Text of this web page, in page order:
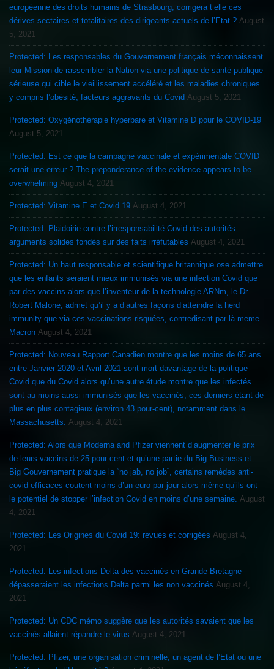
européenne des droits humains de Strasbourg, corrigera t’elle ces
dérives sectaires et totalitaires des dirigeants actuels de l’Etat ? August
5, 2021
Protected: Les responsables du Gouvernement français méconnaissent
leur Mission de rassembler la Nation via une politique de santé publique
sérieuse qui cible le vieillissement accéléré et les maladies chroniques
y compris l’obésité, facteurs aggravants du Covid August 5, 2021
Protected: Oxygénothérapie hyperbare et Vitamine D pour le COVID-19
August 5, 2021
Protected: Est ce que la campagne vaccinale et expérimentale COVID
serait une erreur ? The preponderance of the evidence appears to be
overwhelming August 4, 2021
Protected: Vitamine E et Covid 19 August 4, 2021
Protected: Plaidoirie contre l’irresponsabilité Covid des autorités:
arguments solides fondés sur des faits irréfutables August 4, 2021
Protected: Un haut responsable et scientifique britannique ose admettre
que les enfants seraient mieux immunisés via une infection Covid que
par des vaccins alors que l’inventeur de la technologie ARNm, le Dr.
Robert Malone, admet qu’il y a d’autres façons d’atteindre la herd
immunity que via ces vaccinations risquées, contredisant par là meme
Macron August 4, 2021
Protected: Nouveau Rapport Canadien montre que les moins de 65 ans
entre Janvier 2020 et Avril 2021 sont mort davantage de la politique
Covid que du Covid alors qu’une autre étude montre que les infectés
sont au moins aussi immunisés que les vaccinés, ces derniers étant de
plus en plus contagieux (environ 43 pour-cent), notamment dans le
Massachusetts.
August 4, 2021
Protected: Alors que Moderna and Pfizer viennent d’augmenter le prix
de leurs vaccins de 25 pour-cent et qu’une partie du Big Business et
Big Gouvernement pratique la “no jab, no job”, certains remèdes anti-
covid efficaces coutent moins d’un euro par jour alors même qu’ils ont
le potentiel de stopper l’infection Covid en moins d’une semaine. August
4, 2021
Protected: Les Origines du Covid 19: revues et corrigées August 4,
2021
Protected: Les infections Delta des vaccinés en Grande Bretagne
dépasseraient les infections Delta parmi les non vaccinés August 4,
2021
Protected: Un CDC mémo suggère que les autorités savaient que les
vaccinés allaient répandre le virus August 4, 2021
Protected: Pfizer, une organisation criminelle, un agent de l’Etat ou une